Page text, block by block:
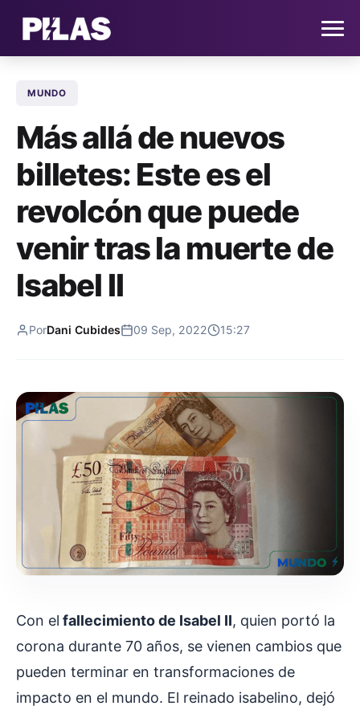
NOTICIAS
QUIÉNES SOMOS
CONTACTO
MUNDO
Más allá de nuevos
billetes: Este es el
revolcón que puede
venir tras la muerte de
Isabel II
PorDani Cubides 09 Sep, 2022 15:27
Con el fallecimiento de Isabel II, quien portó la
corona durante 70 años, se vienen cambios que
pueden terminar en transformaciones de
impacto en el mundo. El reinado isabelino, dejó